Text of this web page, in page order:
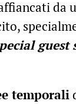
da
guest
temporali